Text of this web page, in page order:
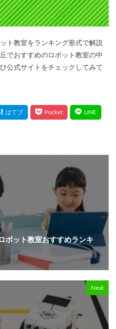
ト教室をランキング形式で解説
でおすすめのロボット教室の中
公式サイトをチェックしてみて
ボット教室おすすめランキ
Next